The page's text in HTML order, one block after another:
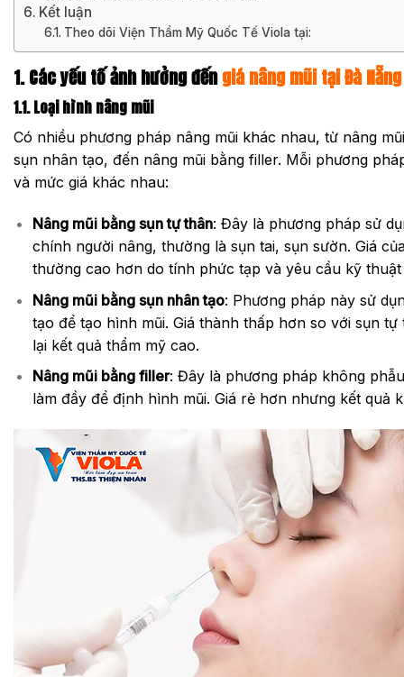
Kết luận
Theo dõi Viện Thẩm Mỹ Quốc Tế Viola tại:
1. Các yếu tố ảnh hưởng đếngiá nâng mũi tại Đà Nẵng
1.1. Loại hình nâng mũi
Có nhiều phương pháp nâng mũi khác nhau, từ nâng
sụn nhân tạo, đến nâng mũi bằng filler. Mỗi phương
và mức giá khác nhau:
Nâng mũi bằng sụn tự thân: Đây là phương pháp sử
chính người nâng, thường là sụn tai, sụn sườn. Giá
thường cao hơn do tính phức tạp và yêu cầu kỹ thuật
Nâng mũi bằng sụn nhân tạo: Phương pháp này sử
tạo để tạo hình mũi. Giá thành thấp hơn so với sụn
lại kết quả thẩm mỹ cao.
Nâng mũi bằng filler: Đây là phương pháp không
làm đầy để định hình mũi. Giá rẻ hơn nhưng kết quả